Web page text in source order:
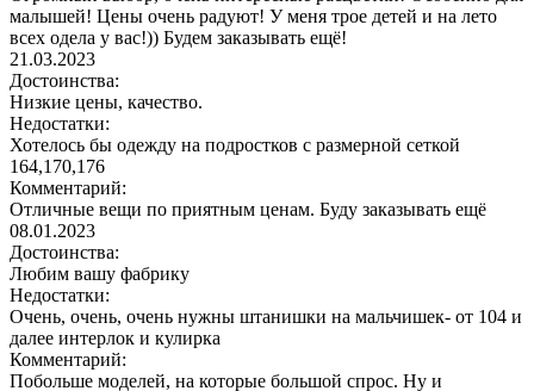
малышей! Цены очень радуют! У меня трое детей и на лето
всех одела у вас!)) Будем заказывать ещё!
21.03.2023
Достоинства:
Низкие цены, качество.
Недостатки:
Хотелось бы одежду на подростков с размерной сеткой
164,170,176
Комментарий:
Отличные вещи по приятным ценам. Буду заказывать ещё
08.01.2023
Достоинства:
Любим вашу фабрику
Недостатки:
Очень, очень, очень нужны штанишки на мальчишек- от 104 и
далее интерлок и кулирка
Комментарий:
Побольше моделей, на которые большой спрос. Ну и